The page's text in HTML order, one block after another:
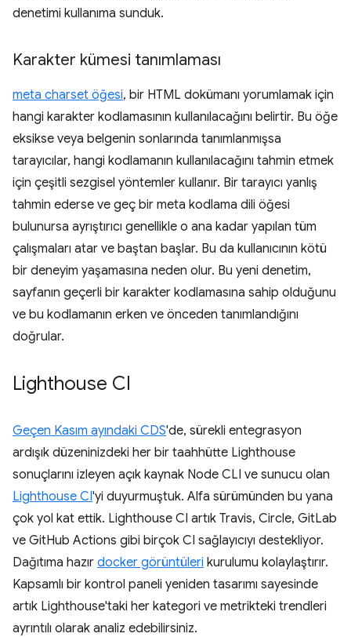
denetimi kullanıma sunduk.
Karakter kümesi tanımlaması
meta charset öğesi, bir HTML dokümanı yorumlamak için
hangi karakter kodlamasının kullanılacağını belirtir. Bu öğe
eksikse veya belgenin sonlarında tanımlanmışsa
tarayıcılar, hangi kodlamanın kullanılacağını tahmin etmek
için çeşitli sezgisel yöntemler kullanır. Bir tarayıcı yanlış
tahmin ederse ve geç bir meta kodlama dili öğesi
bulunursa ayrıştırıcı genellikle o ana kadar yapılan tüm
çalışmaları atar ve baştan başlar. Bu da kullanıcının kötü
bir deneyim yaşamasına neden olur. Bu yeni denetim,
sayfanın geçerli bir karakter kodlamasına sahip olduğunu
ve bu kodlamanın erken ve önceden tanımlandığını
doğrular.
Lighthouse CI
Geçen Kasım ayındaki CDS'de, sürekli entegrasyon
ardışık düzeninizdeki her bir taahhütte Lighthouse
sonuçlarını izleyen açık kaynak Node CLI ve sunucu olan
Lighthouse CI'yi duyurmuştuk. Alfa sürümünden bu yana
çok yol kat ettik. Lighthouse CI artık Travis, Circle, GitLab
ve GitHub Actions gibi birçok CI sağlayıcıyı destekliyor.
Dağıtıma hazır docker görüntüleri kurulumu kolaylaştırır.
Kapsamlı bir kontrol paneli yeniden tasarımı sayesinde
artık Lighthouse'taki her kategori ve metrikteki trendleri
ayrıntılı olarak analiz edebilirsiniz.